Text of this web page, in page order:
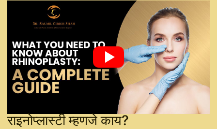
राइनोप्लास्टी म्हणजे काय?